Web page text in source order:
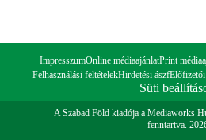
ImpresszumOnline médiaajánlatPrint
Felhasználási feltételekHirdetési ászf
Süti
A Szabad Föld kiadója a Mediaworks
fenntartva.